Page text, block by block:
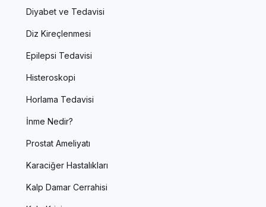
Diyabet ve Tedavisi
Diz Kireçlenmesi
Epilepsi Tedavisi
Histeroskopi
Horlama Tedavisi
İnme Nedir?
Prostat Ameliyatı
Karaciğer Hastalıkları
Kalp Damar Cerrahisi